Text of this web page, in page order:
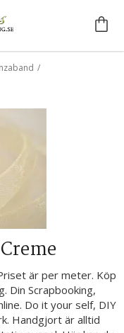
/
är per meter. Köp
Din Scrapbooking,
Do it your self, DIY
Handgjort är alltid